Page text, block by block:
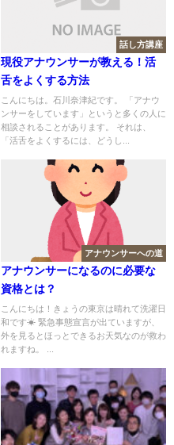
話し方講座
現役アナウンサーが教える！活
舌をよくする方法
こんにちは。石川奈津紀です。 「アナウ
ンサーをしています」というと多くの人に
相談されることがあります。 それは、
「活舌をよくするには、どうし...
アナウンサーへの道
アナウンサーになるのに必要な
資格とは？
こんにちは！きょうの東京は晴れて洗濯日
和です☀ 緊急事態宣言が出ていますが、
外を見るとほっとできるお天気なのが救わ
れますね。 ...